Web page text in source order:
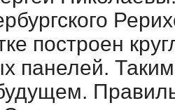
построен
панелей.